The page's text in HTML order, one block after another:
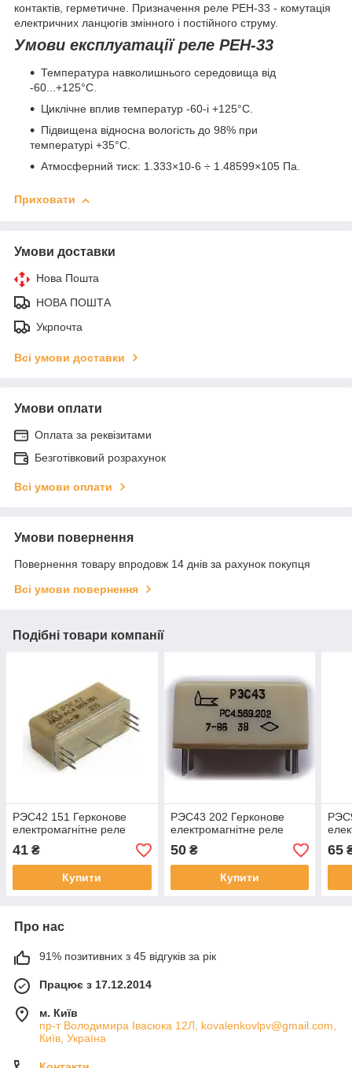
контактів, герметичне. Призначення реле РЕН-33 - комутація
електричних ланцюгів змінного і постійного струму.
Умови експлуатації реле РЕН-33
Температура навколишнього середовища від
-60...+125°C.
Циклічне вплив температур -60-і +125°C.
Підвищена відносна вологість до 98% при
температурі +35°C.
Атмосферний тиск: 1.333×10-6 ÷ 1.48599×105 Па.
Приховати
Умови доставки
Нова Пошта
НОВА ПОШТА
Укрпочта
Всі умови доставки
Умови оплати
Оплата за реквізитами
Безготівковий розрахунок
Всі умови оплати
Умови повернення
Повернення товару впродовж 14 днів за рахунок покупця
Всі умови повернення
Подібні товари компанії
РЭС42 151 Герконове
електромагнітне реле
41 ₴
Купити
РЭС43 202 Герконове
електромагнітне реле
50₴
Купити
65
Про нас
91% позитивних з 45 відгуків за рік
Працює з 17.12.2014
м. Київ
пр-т Володимира Івасюка 12Л, kovalenkovlpv@gmail.com,
Київ, Україна